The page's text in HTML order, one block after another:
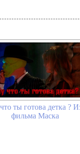
ты готова детка ?
фильма Маска